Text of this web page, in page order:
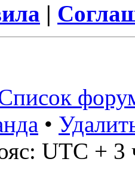
|
•
UTC + 3